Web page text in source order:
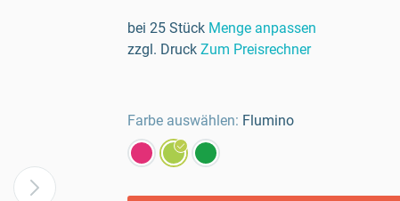
bei 25 Stück Menge anpassen
zzgl. Druck Zum Preisrechner
Farbe auswählen: Flumino